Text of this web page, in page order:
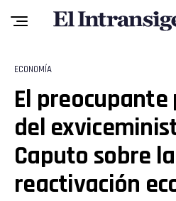
ECONOMÍA
El
del
Caputo sobre la
reactivación